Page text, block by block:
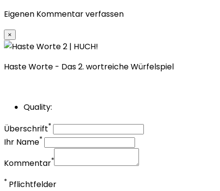
Eigenen Kommentar verfassen
×
Haste Worte - Das 2. wortreiche Würfelspiel
Quality:
Überschrift*
Ihr Name*
Kommentar*
* Pflichtfelder